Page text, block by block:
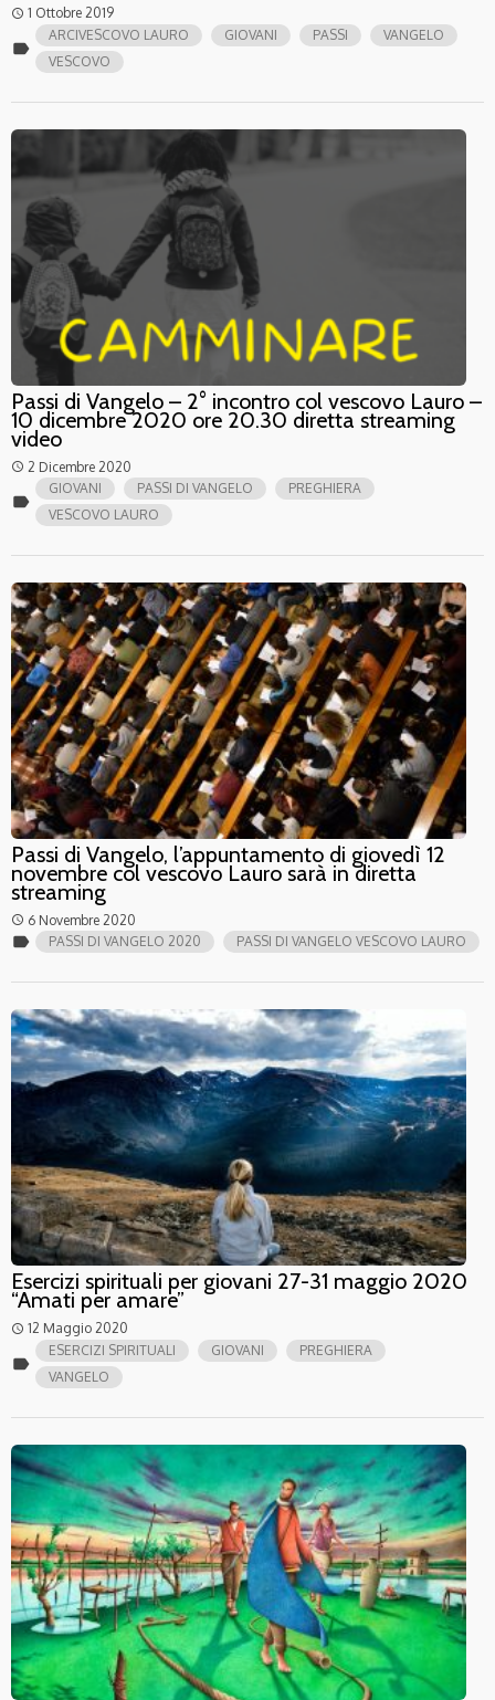
access_time 1 Ottobre 2019
label
ARCIVESCOVO LAURO GIOVANI PASSI
VANGELO
VESCOVO
Passi di Vangelo – 2° incontro col vescovo Lauro –
10 dicembre 2020 ore 20.30 diretta streaming
video
access_time 2 Dicembre 2020
label
GIOVANI PASSI DI VANGELO
PREGHIERA
VESCOVO LAURO
Passi di Vangelo, l’appuntamento di giovedì 12
novembre col vescovo Lauro sarà in diretta
streaming
access_time 6 Novembre 2020
label PASSI DI VANGELO 2020 PASSI DI VANGELO VESCOVO LAURO
Esercizi spirituali per giovani 27-31 maggio 2020
“Amati per amare”
access_time 12 Maggio 2020
label
ESERCIZI SPIRITUALI GIOVANI
PREGHIERA
VANGELO